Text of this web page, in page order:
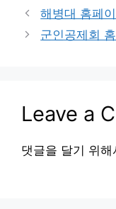
해병대 홈페
군인공제회
Leave a
댓글을 달기 위해